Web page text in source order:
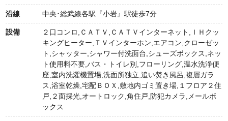
沿線 中央･総武線各駅『小岩』駅徒歩7分
設備
２口コンロ,ＣＡＴＶ,ＣＡＴＶインターネット,ＩＨクッ
キングヒーター,ＴＶインターホン,エアコン,クローゼッ
ト,シャッター,シャワー付洗面台,シューズボックス,ネッ
ト使用料不要,バス・トイレ別,フローリング,温水洗浄便
座,室内洗濯機置場,洗面所独立,追い焚き風呂,複層ガラ
ス,浴室乾燥,宅配ＢＯＸ,敷地内ゴミ置き場,１フロア２住
戸,２面採光,オートロック,角住戸,防犯カメラ,メールボ
ックス